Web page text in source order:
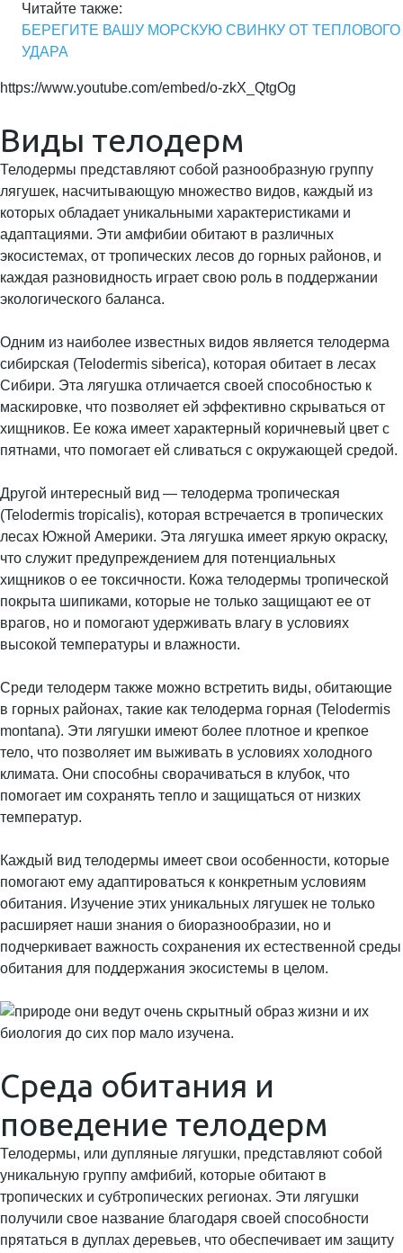
Читайте также:
БЕРЕГИТЕ ВАШУ МОРСКУЮ СВИНКУ ОТ ТЕПЛОВОГО
УДАРА
https://www.youtube.com/embed/o-zkX_QtgOg
Виды телодерм
Телодермы представляют собой разнообразную группу
лягушек, насчитывающую множество видов, каждый из
которых обладает уникальными характеристиками и
адаптациями. Эти амфибии обитают в различных
экосистемах, от тропических лесов до горных районов, и
каждая разновидность играет свою роль в поддержании
экологического баланса.
Одним из наиболее известных видов является телодерма
сибирская (Telodermis siberica), которая обитает в лесах
Сибири. Эта лягушка отличается своей способностью к
маскировке, что позволяет ей эффективно скрываться от
хищников. Ее кожа имеет характерный коричневый цвет с
пятнами, что помогает ей сливаться с окружающей средой.
Другой интересный вид — телодерма тропическая
(Telodermis tropicalis), которая встречается в тропических
лесах Южной Америки. Эта лягушка имеет яркую окраску,
что служит предупреждением для потенциальных
хищников о ее токсичности. Кожа телодермы тропической
покрыта шипиками, которые не только защищают ее от
врагов, но и помогают удерживать влагу в условиях
высокой температуры и влажности.
Среди телодерм также можно встретить виды, обитающие
в горных районах, такие как телодерма горная (Telodermis
montana). Эти лягушки имеют более плотное и крепкое
тело, что позволяет им выживать в условиях холодного
климата. Они способны сворачиваться в клубок, что
помогает им сохранять тепло и защищаться от низких
температур.
Каждый вид телодермы имеет свои особенности, которые
помогают ему адаптироваться к конкретным условиям
обитания. Изучение этих уникальных лягушек не только
расширяет наши знания о биоразнообразии, но и
подчеркивает важность сохранения их естественной среды
обитания для поддержания экосистемы в целом.
Среда обитания и
поведение телодерм
Телодермы, или дупляные лягушки, представляют собой
уникальную группу амфибий, которые обитают в
тропических и субтропических регионах. Эти лягушки
получили свое название благодаря своей способности
прятаться в дуплах деревьев, что обеспечивает им защиту